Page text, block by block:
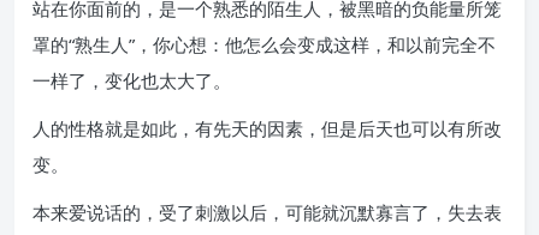
站在你面前的，是一个熟悉的陌生人，被黑暗的负能量所笼
罩的“熟生人”，你心想：他怎么会变成这样，和以前完全不
一样了，变化也太大了。
人的性格就是如此，有先天的因素，但是后天也可以有所改
变。
本来爱说话的，受了刺激以后，可能就沉默寡言了，失去表